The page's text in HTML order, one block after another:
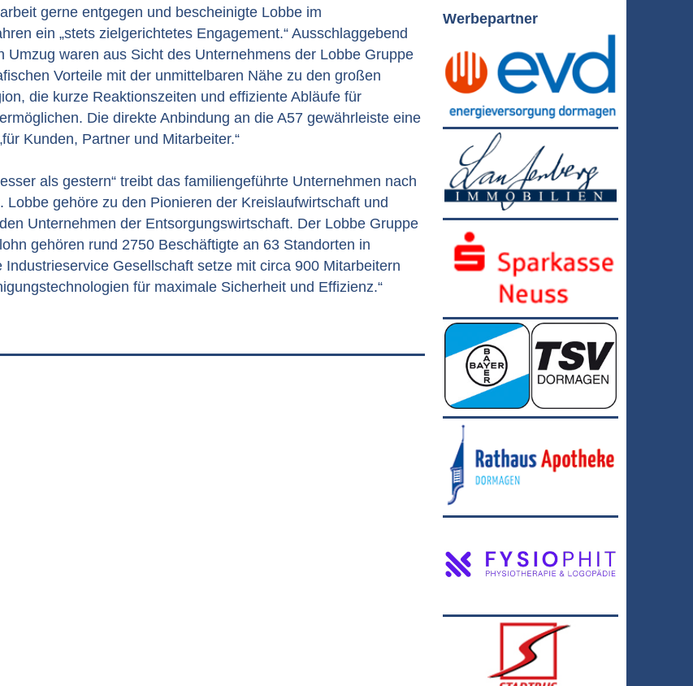
gerne entgegen und bescheinigte Lobbe im
ein „stets zielgerichtetes Engagement.“ Ausschlaggebend
Umzug waren aus Sicht des Unternehmens der Lobbe Gruppe
Vorteile mit der unmittelbaren Nähe zu den großen
die kurze Reaktionszeiten und effiziente Abläufe für
Die direkte Anbindung an die A57 gewährleiste eine
Kunden, Partner und Mitarbeiter.“
als gestern“ treibt das familiengeführte Unternehmen nach
Lobbe gehöre zu den Pionieren der Kreislaufwirtschaft und
Unternehmen der Entsorgungswirtschaft. Der Lobbe Gruppe
gehören rund 2750 Beschäftigte an 63 Standorten in
Industrieservice Gesellschaft setze mit circa 900 Mitarbeitern
für maximale Sicherheit und Effizienz.“
Werbepartner